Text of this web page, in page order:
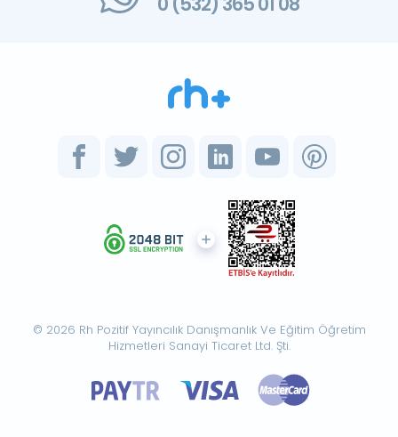
© 2026 Rh Pozitif Yayıncılık Danışmanlık Ve Eğitim Öğretim
Hizmetleri Sanayi Ticaret Ltd. Şti.